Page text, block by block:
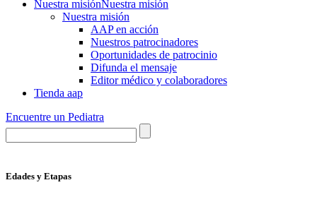
Nuestra misiónNuestra misión
Nuestra misión
AAP en acción
Nuestros patrocinadores
Oportunidades de patrocinio
Difunda el mensaje
Editor médico y colaboradores
Tienda aap
Encuentre un Pediatra
Edades y Etapas